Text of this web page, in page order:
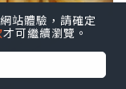
站體驗，請確定
才可繼續瀏覽。